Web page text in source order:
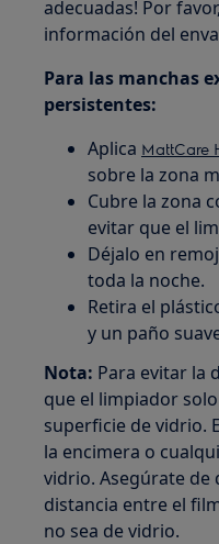
adecuadas! Por
información del
Para las manchas
persistentes:
Aplica MattCare
sobre la zona
Cubre la zona
evitar que el
Déjalo en
toda la noche.
Retira el
y un paño
Nota: Para evitar la
que el limpiador
superficie de vidrio.
la encimera o
vidrio. Asegúrate de
distancia entre el
no sea de vidrio.